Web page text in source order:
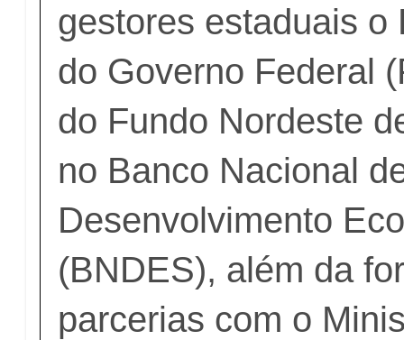
gestores estaduais o
do Governo Federal
do Fundo Nordeste
no Banco Nacional
Desenvolvimento
(BNDES), além da
parcerias com o